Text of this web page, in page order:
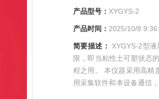
产品型号： XYGYS-2
产品时间： 2025/10/8
简要描述：
XYGYS-2型
限，即当粘性土可塑状态
程之用。 本仪器采用高精
用采集软件和本设备通信